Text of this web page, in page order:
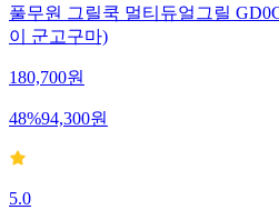
풀무원 그릴쿡 멀티듀얼그릴
이 군고구마)
180,700원
48%94,300원
5.0